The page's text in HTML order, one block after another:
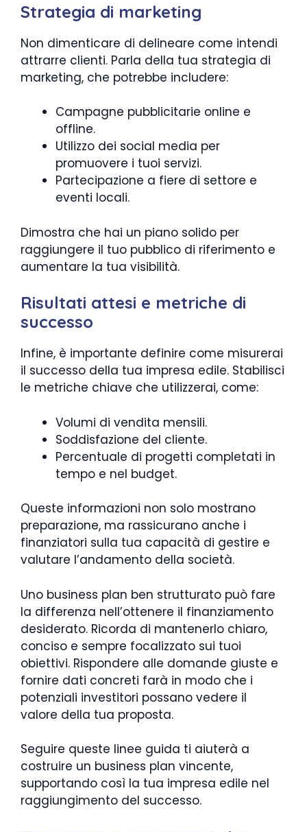
Strategia di marketing
Non dimenticare di delineare come intendi
attrarre clienti. Parla della tua strategia di
marketing, che potrebbe includere:
Campagne pubblicitarie online e
offline.
Utilizzo dei social media per
promuovere i tuoi servizi.
Partecipazione a fiere di settore e
eventi locali.
Dimostra che hai un piano solido per
raggiungere il tuo pubblico di riferimento e
aumentare la tua visibilità.
Risultati attesi e metriche di
successo
Infine, è importante definire come misurerai
il successo della tua impresa edile. Stabilisci
le metriche chiave che utilizzerai, come:
Volumi di vendita mensili.
Soddisfazione del cliente.
Percentuale di progetti completati in
tempo e nel budget.
Queste informazioni non solo mostrano
preparazione, ma rassicurano anche i
finanziatori sulla tua capacità di gestire e
valutare l’andamento della società.
Uno business plan ben strutturato può fare
la differenza nell’ottenere il finanziamento
desiderato. Ricorda di mantenerlo chiaro,
conciso e sempre focalizzato sui tuoi
obiettivi. Rispondere alle domande giuste e
fornire dati concreti farà in modo che i
potenziali investitori possano vedere il
valore della tua proposta.
Seguire queste linee guida ti aiuterà a
costruire un business plan vincente,
supportando così la tua impresa edile nel
raggiungimento del successo.